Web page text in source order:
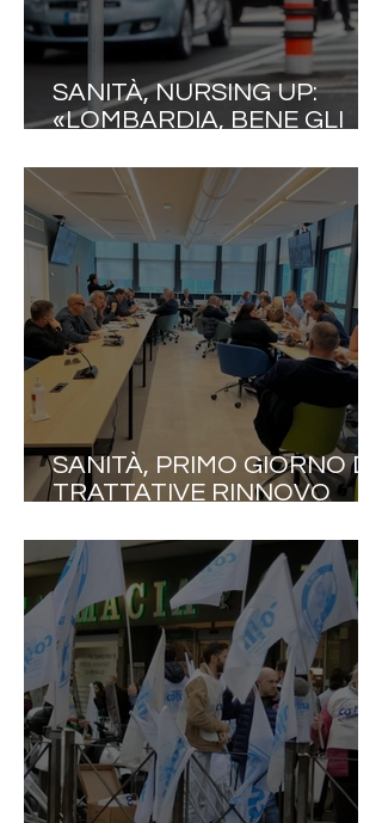
SANITÀ, NURSING UP:
«LOMBARDIA, BENE GLI
TASSARE I COLLEGHI
FRONTALIERI È ANCORA
UNA VOLTA UN GRAVE
ERRORE STRATEGICO. LA
FUGA VERSO LA SVIZZERA
SI FERMA CON LA
VALORIZZAZIONE
SANITÀ, PRIMO GIORNO DI
TRATTATIVE RINNOVO
UP : “SERVONO SCELTE
NETTE. RICONOSCERE
RESPONSABILITÀ E
VALORE DI CHI TIENE IN
PIEDI IL SSN”.